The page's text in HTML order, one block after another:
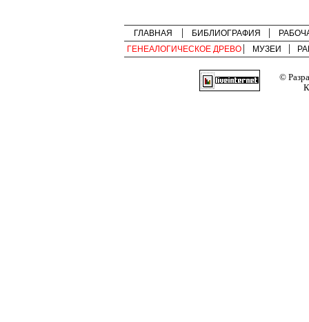
ГЛАВНАЯ БИБЛИОГРАФИЯ
ГЕНЕАЛОГИЧЕСКОЕ ДРЕВО
МУЗЕИ
©